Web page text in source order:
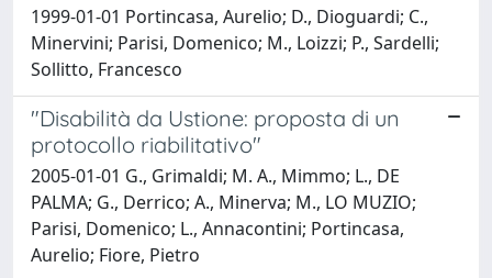
1999-01-01 Portincasa, Aurelio; D., Dioguardi; C.,
Minervini; Parisi, Domenico; M., Loizzi; P., Sardelli;
Sollitto, Francesco
"Disabilità da Ustione: proposta di un
protocollo riabilitativo"
2005-01-01 G., Grimaldi; M. A., Mimmo; L., DE
PALMA; G., Derrico; A., Minerva; M., LO MUZIO;
Parisi, Domenico; L., Annacontini; Portincasa,
Aurelio; Fiore, Pietro